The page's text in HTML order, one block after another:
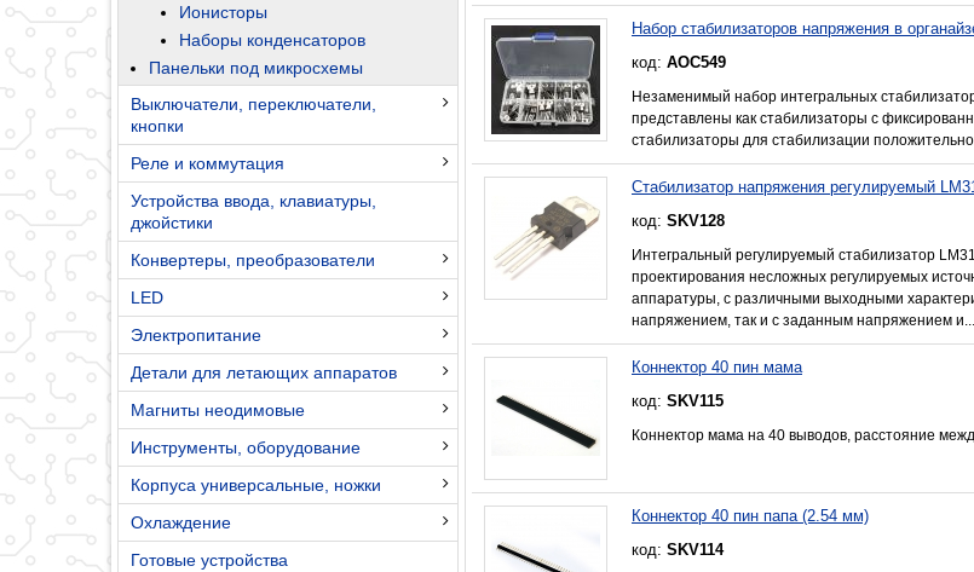
Ионисторы
Наборы конденсаторов
Панельки под микросхемы
Выключатели, переключатели,
кнопки
Реле и коммутация
Устройства ввода, клавиатуры,
джойстики
Конвертеры, преобразователи
LED
Электропитание
Детали для летающих аппаратов
Магниты неодимовые
Инструменты, оборудование
Корпуса универсальные, ножки
Охлаждение
Готовые устройства
Набор стабилизаторов напряжения в
код: AOC549
Незаменимый набор интегральных
представлены как стабилизаторы с
стабилизаторы для стабилизации
Стабилизатор напряжения регулируемый
код: SKV128
Интегральный регулируемый стабилизатор
проектирования несложных регулируемых
аппаратуры, с различными выходными
напряжением, так и с заданным напряжением и...
Коннектор 40 пин мама
код: SKV115
Коннектор мама на 40 выводов, расстояние
Коннектор 40 пин папа (2.54 мм)
код: SKV114